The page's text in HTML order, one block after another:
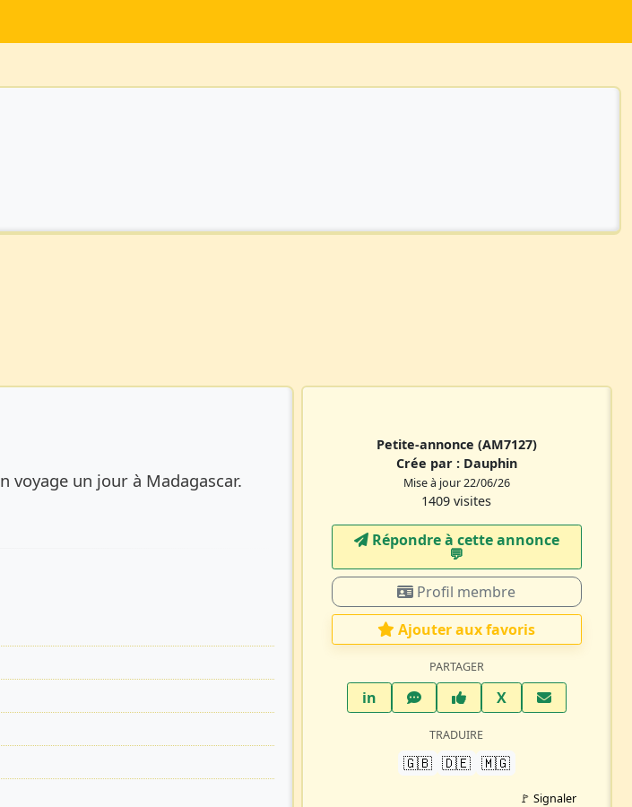
voyage un jour à Madagascar.
Petite-annonce (AM7127)
Crée par : Dauphin
Mise à jour 22/06/26
1409 visites
Répondre à cette annonce
💬​
Profil membre
Ajouter aux favoris
PARTAGER
inLinkedInWhatsAppFacebook
XTwitter X
TRADUIRE
🇬🇧 🇩🇪 🇲🇬
🚩 Signaler